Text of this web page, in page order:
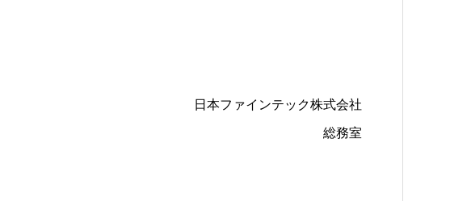
日本ファインテック株式会社
総務室